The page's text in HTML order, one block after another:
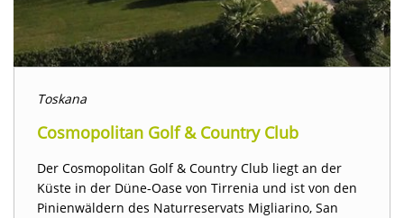
Toskana
Cosmopolitan Golf & Country Club
Der Cosmopolitan Golf & Country Club liegt an der
Küste in der Düne-Oase von Tirrenia und ist von den
Pinienwäldern des Naturreservats Migliarino, San